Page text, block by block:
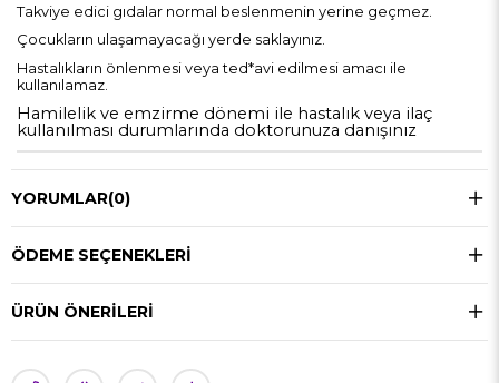
Takviye edici gıdalar normal beslenmenin yerine geçmez.
Çocukların ulaşamayacağı yerde saklayınız.
Hastalıkların önlenmesi veya ted*avi edilmesi amacı ile
kullanılamaz.
Hamilelik ve emzirme dönemi ile hastalık veya ilaç
kullanılması durumlarında doktorunuza danışınız
YORUMLAR(0)
ÖDEME SEÇENEKLERI
ÜRÜN ÖNERILERI